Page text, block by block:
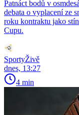
Patnáct bodů v
debata o vyplacení ze
roku kontraktu jako
Cupu.
SportyŽivě
dnes, 13:27
4 min